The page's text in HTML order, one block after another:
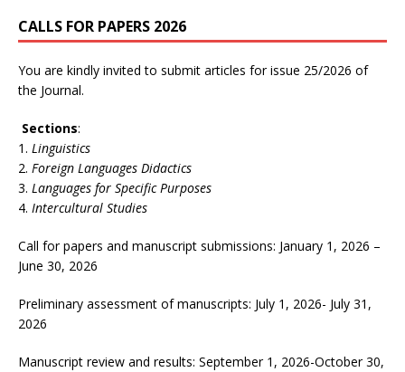
CALLS FOR PAPERS 2026
You are kindly invited to submit articles for issue 25/2026 of
the Journal.
Sections:
Linguistics
Foreign Languages Didactics
Languages for Specific Purposes
Intercultural Studies
Call for papers and manuscript submissions: January 1, 2026 –
June 30, 2026
Preliminary assessment of manuscripts: July 1, 2026- July 31,
2026
Manuscript review and results: September 1, 2026-October 30,